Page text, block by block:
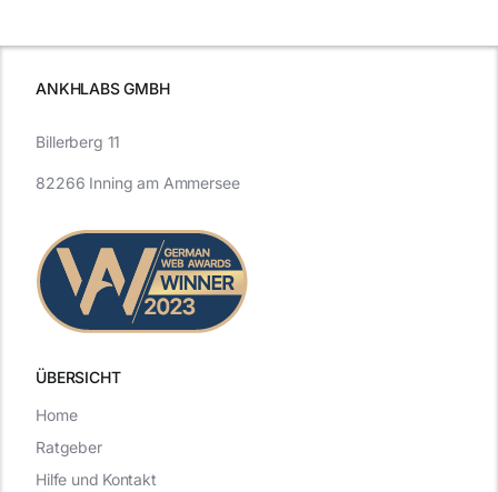
ANKHLABS GMBH
ÜBERSICHT
Billerberg 11
82266 Inning am Ammersee
Home
Ratgeber
Hilfe und Kontakt